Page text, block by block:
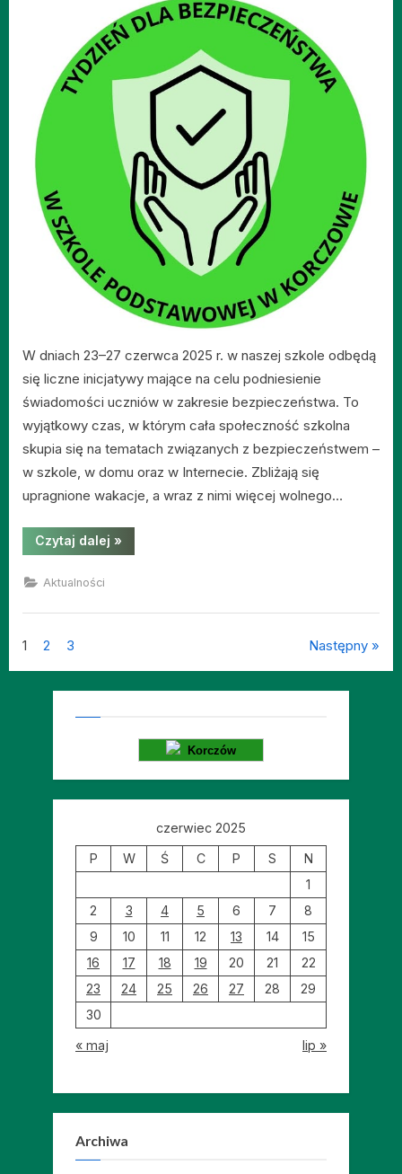
W dniach 23–27 czerwca 2025 r. w naszej szkole odbędą
się liczne inicjatywy mające na celu podniesienie
świadomości uczniów w zakresie bezpieczeństwa. To
wyjątkowy czas, w którym cała społeczność szkolna
skupia się na tematach związanych z bezpieczeństwem –
w szkole, w domu oraz w Internecie. Zbliżają się
upragnione wakacje, a wraz z nimi więcej wolnego…
Czytaj dalej “Ogłaszamy
TYDZIEŃ
»
Aktualności
Stronicowanie
wpisów
1 2 3 Następny
Korczów
czerwiec 2025
P W Ś C P S
N
1
2
3 4 5 6 7
8
9
10 11 12 13 14
15
16
17 18 19 20 21
22
23
24 25 26 27 28
29
30
« maj lip »
Archiwa